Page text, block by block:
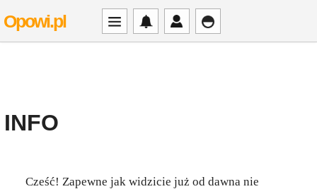
Opowi.pl
INFO
Cześć! Zapewne jak widzicie już od dawna nie